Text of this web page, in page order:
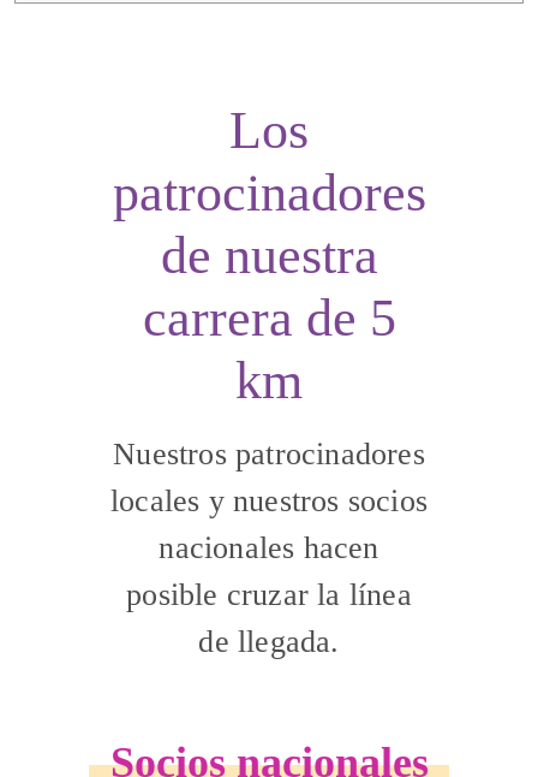
Los
patrocinadores
de nuestra
carrera de 5
km
Nuestros patrocinadores
locales y nuestros socios
nacionales hacen
posible cruzar la línea
de llegada.
Socios nacionales